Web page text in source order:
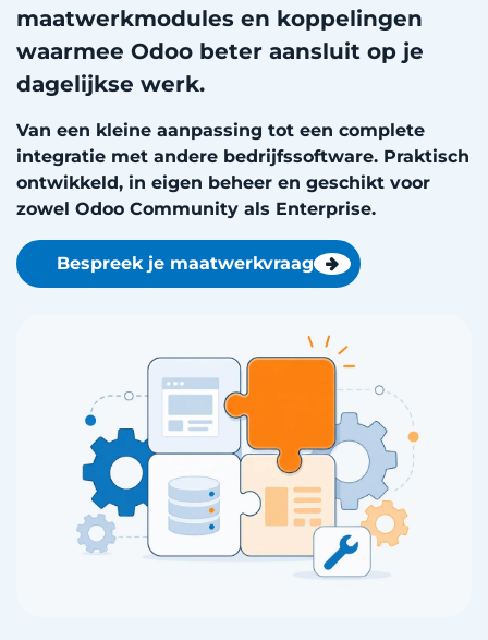
maatwerkmodules en koppelingen
waarmee Odoo beter aansluit op je
dagelijkse werk.
Van een kleine aanpassing tot een complete
integratie met andere bedrijfssoftware. Praktisch
ontwikkeld, in eigen beheer en geschikt voor
zowel Odoo Community als Enterprise.
Bespreek je maatwerkvraag